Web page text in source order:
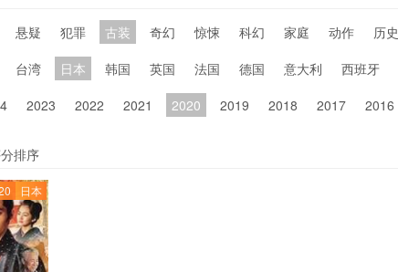
悬疑 犯罪 古装 奇幻 惊悚 科幻 家庭 动作 历史
台湾 日本 韩国 英国 法国 德国 意大利 西班牙
2023 2022 2021 2020 2019 2018 2017 2016
排序
日本